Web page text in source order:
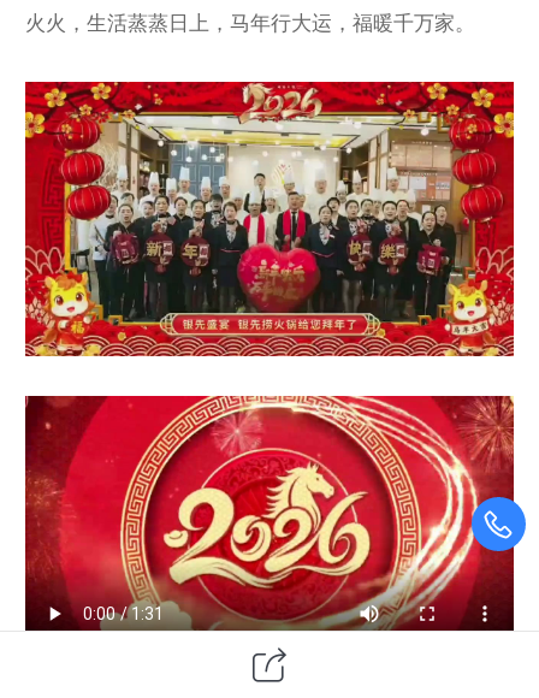
火火，生活蒸蒸日上，马年行大运，福暖千万家。